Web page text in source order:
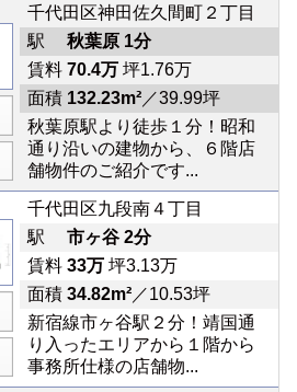
千代田区神田佐久間町２丁目
駅 秋葉原 1分
賃料 70.4万坪1.76万
面積 132.23m²／39.99坪
秋葉原駅より徒歩１分！昭和
通り沿いの建物から、６階店
舗物件のご紹介です...
千代田区九段南４丁目
駅 市ヶ谷 2分
賃料 33万坪3.13万
面積 34.82m²／10.53坪
新宿線市ヶ谷駅２分！靖国通
り入ったエリアから１階から
事務所仕様の店舗物...